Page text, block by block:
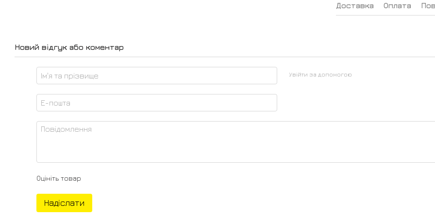
Доставка Оплата
Новий відгук або коментар
Увійти за допомогою
Оцініть товар
Надіслати